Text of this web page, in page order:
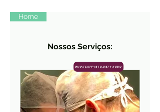
Nossos Serviços:
Home
WHATSAPP: 51 9.9574.4050